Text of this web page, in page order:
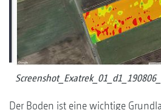
Der Boden ist eine wichtige